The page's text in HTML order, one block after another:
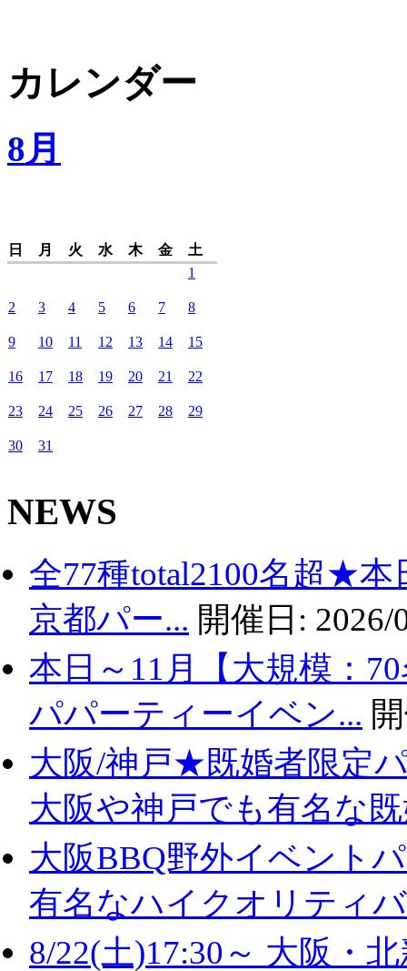
カレンダー
8月
日 月 火 水 木 金
土
1
2 3 4 5 6 7 8
9 10 11 12 13 14 15
16 17 18 19 20 21 22
23 24 25 26 27 28 29
30 31
NEWS
全77種total2100名超★本
京都パー... 開催日: 2026/
本日～11月【大規模：
パパーティーイベン...
大阪/神戸★既婚者限定
大阪や神戸でも有名な
大阪BBQ野外イベント
有名なハイクオリティ
8/22(土)17:30～ 大阪・